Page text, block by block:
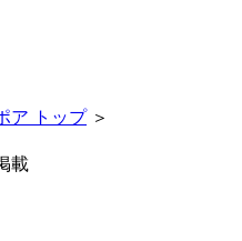
ア トップ＞
載